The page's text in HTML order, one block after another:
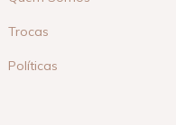
Trocas
Políticas